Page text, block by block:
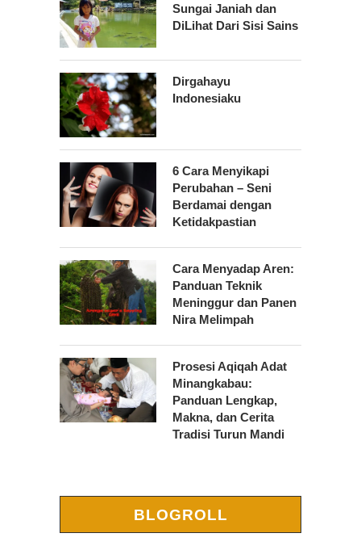
Sungai Janiah dan
DiLihat Dari Sisi Sains
Dirgahayu
Indonesiaku
6 Cara Menyikapi
Perubahan – Seni
Berdamai dengan
Ketidakpastian
Cara Menyadap Aren:
Panduan Teknik
Meninggur dan Panen
Nira Melimpah
Prosesi Aqiqah Adat
Minangkabau:
Panduan Lengkap,
Makna, dan Cerita
Tradisi Turun Mandi
BLOGROLL